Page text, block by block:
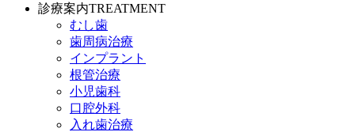
診療案内TREATMENT
むし歯
歯周病治療
インプラント
根管治療
小児歯科
口腔外科
入れ歯治療